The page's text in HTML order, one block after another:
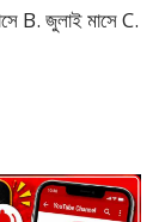
B. জুলাই মাসে C.